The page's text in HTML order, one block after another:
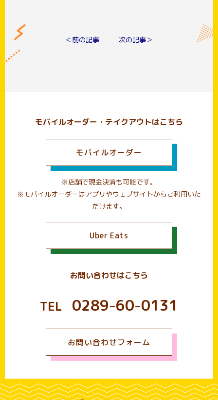
＜前の記事 次の記事＞
モバイルオーダー・テイクアウトはこちら
モバイルオーダー
※店舗で現金決済も可能です。
※モバイルオーダーはアプリやウェブサイトからご利用いた
だけます。
Uber Eats
お問い合わせはこちら
TEL 0289-60-0131
お問い合わせフォーム